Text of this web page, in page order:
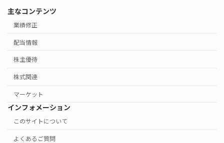
主なコンテンツ
業績修正
配当情報
株主優待
株式関連
マーケット
インフォメーション
このサイトについて
よくあるご質問